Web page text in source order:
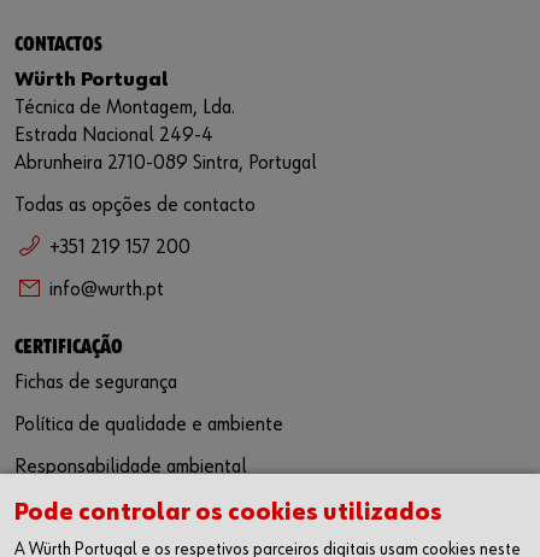
CONTACTOS
Würth Portugal
Técnica de Montagem, Lda.
Estrada Nacional 249-4
Abrunheira 2710-089 Sintra, Portugal
Todas as opções de contacto
+351 219 157 200
info@wurth.pt
CERTIFICAÇÃO
Fichas de segurança
Política de qualidade e ambiente
Responsabilidade ambiental
SIGA-NOS
Pode controlar os cookies utilizados
A Würth Portugal e os respetivos parceiros digitais usam cookies neste